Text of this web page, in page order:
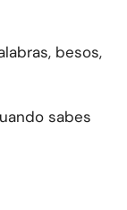
besos,
sabes